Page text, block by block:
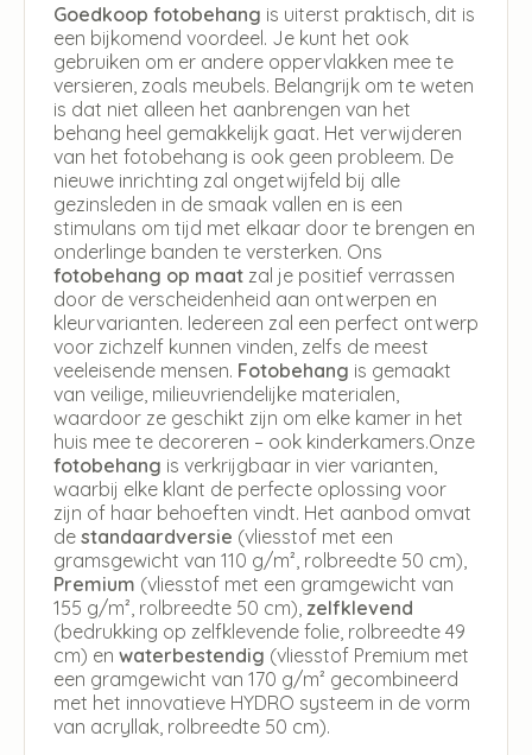
Goedkoop fotobehang is uiterst praktisch, dit is
een bijkomend voordeel. Je kunt het ook
gebruiken om er andere oppervlakken mee te
versieren, zoals meubels. Belangrijk om te weten
is dat niet alleen het aanbrengen van het
behang heel gemakkelijk gaat. Het verwijderen
van het fotobehang is ook geen probleem. De
nieuwe inrichting zal ongetwijfeld bij alle
gezinsleden in de smaak vallen en is een
stimulans om tijd met elkaar door te brengen en
onderlinge banden te versterken. Ons
fotobehang op maat zal je positief verrassen
door de verscheidenheid aan ontwerpen en
kleurvarianten. Iedereen zal een perfect ontwerp
voor zichzelf kunnen vinden, zelfs de meest
veeleisende mensen. Fotobehang is gemaakt
van veilige, milieuvriendelijke materialen,
waardoor ze geschikt zijn om elke kamer in het
huis mee te decoreren – ook kinderkamers.Onze
fotobehang is verkrijgbaar in vier varianten,
waarbij elke klant de perfecte oplossing voor
zijn of haar behoeften vindt. Het aanbod omvat
de standaardversie (vliesstof met een
gramsgewicht van 110 g/m², rolbreedte 50 cm),
Premium (vliesstof met een gramgewicht van
155 g/m², rolbreedte 50 cm), zelfklevend
(bedrukking op zelfklevende folie, rolbreedte 49
cm) en waterbestendig (vliesstof Premium met
een gramgewicht van 170 g/m² gecombineerd
met het innovatieve HYDRO systeem in de vorm
van acryllak, rolbreedte 50 cm).